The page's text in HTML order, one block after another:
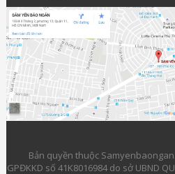
Bản quyền thuộc
GPĐKKD số 41K8016984 do sở UBND